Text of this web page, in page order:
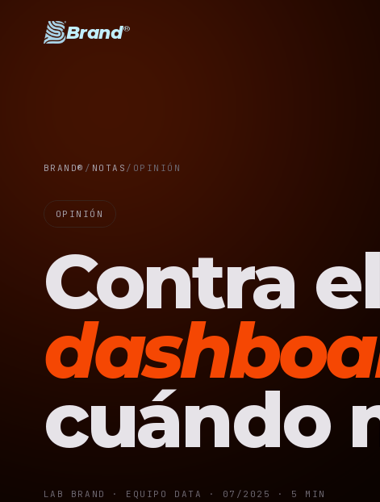
Brand®
BRAND® / NOTAS / OPINIÓN
OPINIÓN
Contra el
cuándo
LAB BRAND · EQUIPO DATA · 07/2025 · 5 MIN